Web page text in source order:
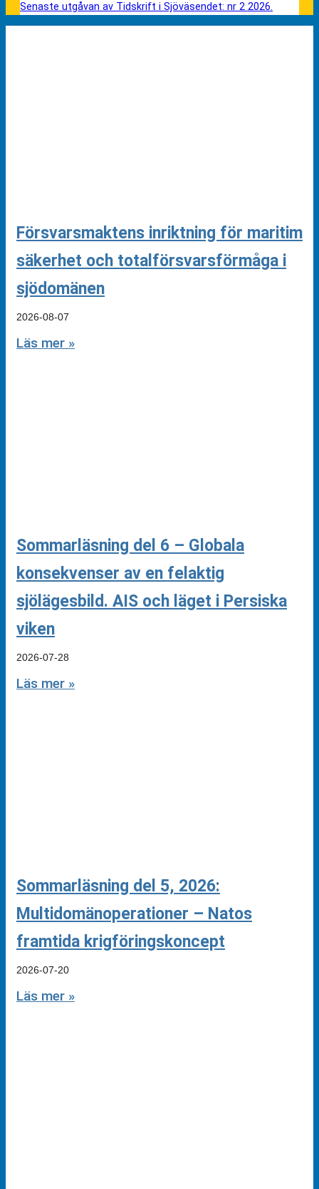
Senaste utgåvan av Tidskrift i Sjöväsendet: nr 2 2026.
Försvarsmaktens inriktning för maritim
säkerhet och totalförsvarsförmåga i
sjödomänen
2026-08-07
Läs mer »
Sommarläsning del 6 – Globala
konsekvenser av en felaktig
sjölägesbild. AIS och läget i Persiska
viken
2026-07-28
Läs mer »
Sommarläsning del 5, 2026:
Multidomänoperationer – Natos
framtida krigföringskoncept
2026-07-20
Läs mer »